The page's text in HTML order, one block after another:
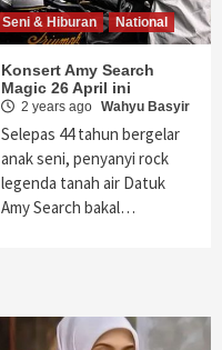
Seni & Hiburan National
Konsert Amy Search
Magic 26 April ini
2 years ago Wahyu Basyir
Selepas 44 tahun bergelar
anak seni, penyanyi rock
legenda tanah air Datuk
Amy Search bakal…